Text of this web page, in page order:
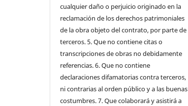
cualquier daño o perjuicio originado en la
reclamación de los derechos patrimoniales
de la obra objeto del contrato, por parte de
terceros. 5. Que no contiene citas o
transcripciones de obras no debidamente
referencias. 6. Que no contiene
declaraciones difamatorias contra terceros,
ni contrarias al orden público y a las buenas
costumbres. 7. Que colaborará y asistirá a